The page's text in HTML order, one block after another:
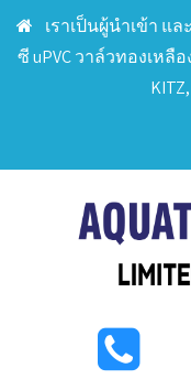
เราเป็นผู้นำเข้า แ
ซี uPVC วาล์วทองเหลือ